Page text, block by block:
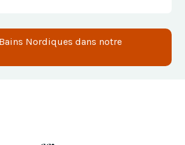
Nordiques dans notre